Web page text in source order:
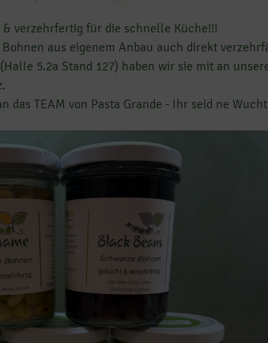
verzehrfertig für die schnelle Küche!!!
aus eigenem Anbau auch direkt
5.2a Stand 127) haben wir sie mit an
das TEAM von Pasta Grande - Ihr seid ne